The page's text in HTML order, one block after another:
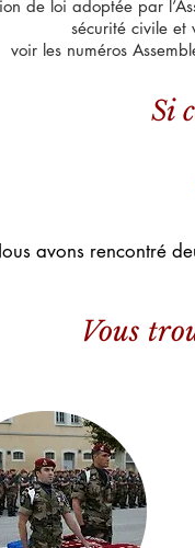
de loi adoptée par
sécurité civile et
voir les numéros
Si
avons rencontré
Vous